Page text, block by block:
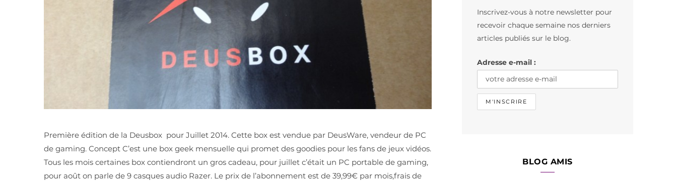
Première édition de la Deusbox pour Juillet 2014. Cette box est vendue par DeusWare, vendeur de PC
de gaming. Concept C’est une box geek mensuelle qui promet des goodies pour les fans de jeux vidéos.
Tous les mois certaines box contiendront un gros cadeau, pour juillet c’était un PC portable de gaming,
pour août on parle de 9 casques audio Razer. Le prix de l’abonnement est de 39,99€ par mois,frais de
o
r
m
Inscrivez-vous à notre newsletter pour
recevoir chaque semaine nos derniers
articles publiés sur le blog.
Adresse e-mail :
BLOG AMIS